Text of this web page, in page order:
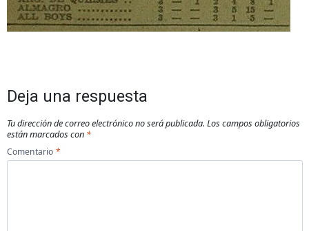
Deja una respuesta
Tu dirección de correo electrónico no será publicada. Los campos obligatorios
están marcados con *
Comentario *